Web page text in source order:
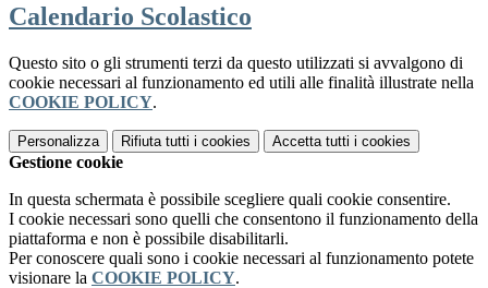
Calendario Scolastico
Questo sito o gli strumenti terzi da questo utilizzati si avvalgono di
cookie necessari al funzionamento ed utili alle finalità illustrate nella
COOKIE POLICY.
Personalizza Rifiuta tutti i cookies Accetta tutti i cookies
Gestione cookie
In questa schermata è possibile scegliere quali cookie consentire.
I cookie necessari sono quelli che consentono il funzionamento della
piattaforma e non è possibile disabilitarli.
Per conoscere quali sono i cookie necessari al funzionamento potete
visionare la COOKIE POLICY.